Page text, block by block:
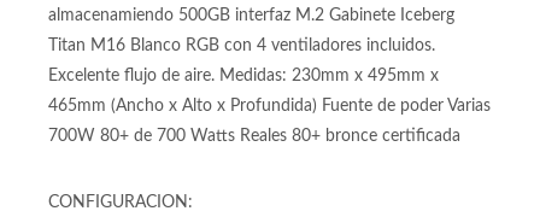
Tarjeta gráfica para videojuegos y trabajo Entry level
Motherboard B550 M Wifi para procesadores Amd Am4
Memoria Ram DDR4 hasta 128GB Memoria Ram DDR4
32GB (2 x 16GB) SSD 500GB M2 Unidad de
almacenamiendo 500GB interfaz M.2 Gabinete Iceberg
Excelente flujo de aire. Medidas: 230mm x 495mm x